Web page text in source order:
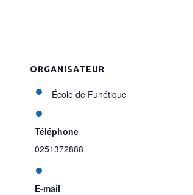
ORGANISATEUR
École de Funétique
Téléphone
0251372888
E-mail